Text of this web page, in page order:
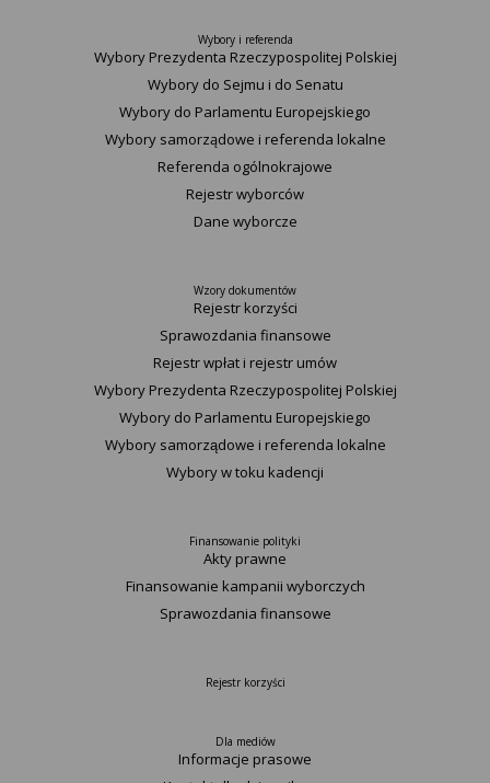
Wybory i referenda
Wybory Prezydenta Rzeczypospolitej Polskiej
Wybory do Sejmu i do Senatu
Wybory do Parlamentu Europejskiego
Wybory samorządowe i referenda lokalne
Referenda ogólnokrajowe
Rejestr wyborców
Dane wyborcze
Wzory dokumentów
Rejestr korzyści
Sprawozdania finansowe
Rejestr wpłat i rejestr umów
Wybory Prezydenta Rzeczypospolitej Polskiej
Wybory do Parlamentu Europejskiego
Wybory samorządowe i referenda lokalne
Wybory w toku kadencji
Finansowanie polityki
Akty prawne
Finansowanie kampanii wyborczych
Sprawozdania finansowe
Rejestr korzyści
Dla mediów
Informacje prasowe